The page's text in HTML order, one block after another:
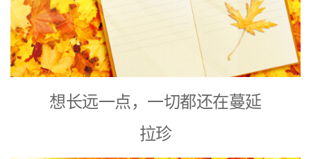
想长远一点，一切都还在蔓延
拉珍